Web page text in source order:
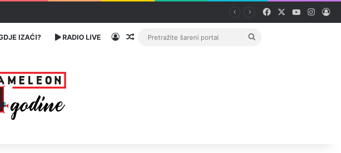
centar Srebrenica Facebook YouTube
IZAĆI? RADIO LIVE PrijavaRandom članak
Pretražite